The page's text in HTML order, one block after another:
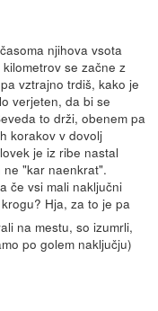
njihova vsota
se začne z
vztrajno trdiš, kako je
verjeten, da bi se
to drži, obenem pa
korakov v dovolj
je iz ribe nastal
"kar naenkrat".
če vsi mali naključni
Hja, za to je pa
na mestu, so izumrli,
po golem naključju)